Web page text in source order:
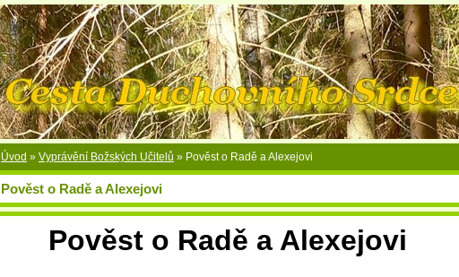
Úvod » Vyprávění Božských Učitelů » Pověst o Radě a Alexejovi
Pověst o Radě a Alexejovi
Pověst o Radě a Alexejovi